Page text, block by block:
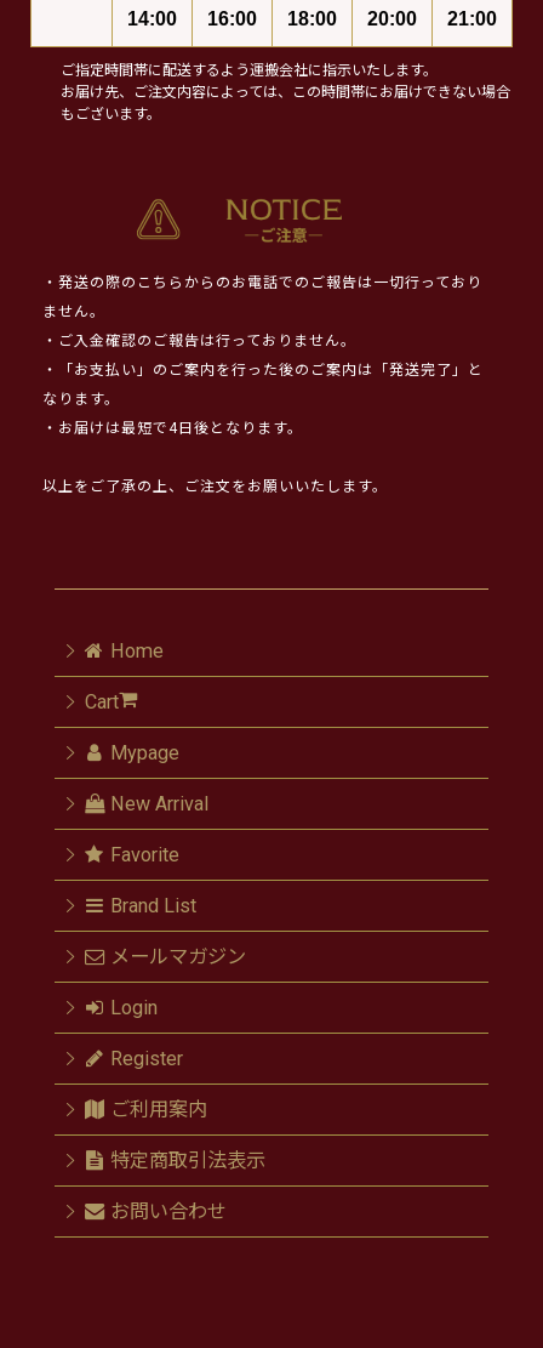
14:00
16:00
18:00
20:00
21:00
ご指定時間帯に配送するよう運搬会社に指示いたします。
お届け先、ご注文内容によっては、この時間帯にお届けできない場合
もございます。
・発送の際のこちらからのお電話でのご報告は一切行っており
ません。
・ご入金確認のご報告は行っておりません。
・「お支払い」のご案内を行った後のご案内は「発送完了」と
なります。
・お届けは最短で4日後となります。
以上をご了承の上、ご注文をお願いいたします。
Home
Cart
Mypage
New Arrival
Favorite
Brand List
メールマガジン
Login
Register
ご利用案内
特定商取引法表示
お問い合わせ